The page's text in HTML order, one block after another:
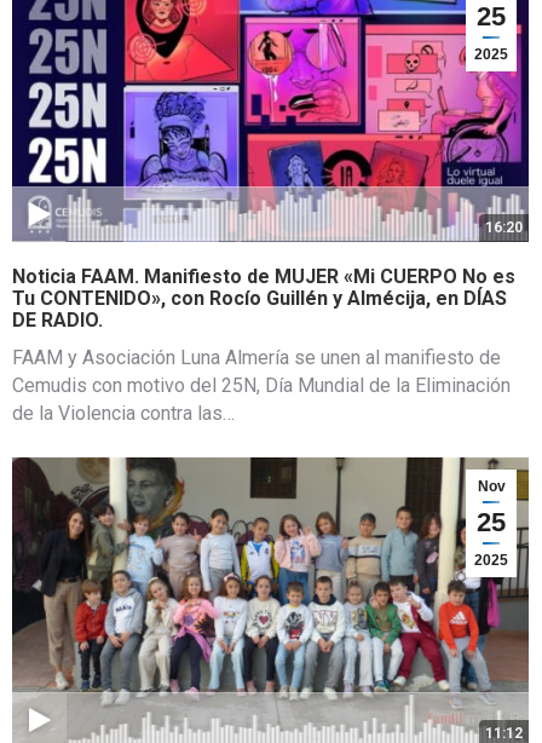
25
2025
16:20
Noticia FAAM. Manifiesto de MUJER «Mi CUERPO No es
Tu CONTENIDO», con Rocío Guillén y Almécija, en DÍAS
DE RADIO.
FAAM y Asociación Luna Almería se unen al manifiesto de
Cemudis con motivo del 25N, Día Mundial de la Eliminación
de la Violencia contra las…
Nov
25
2025
11:12